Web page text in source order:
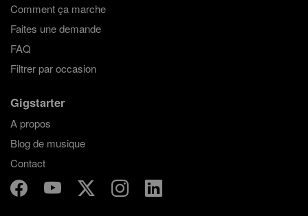
Comment ça marche
Faites une demande
FAQ
Filtrer par occasion
Gigstarter
A propos
Blog de musique
Contact